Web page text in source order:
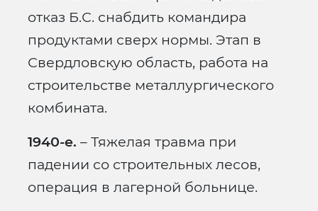
отказ Б.С. снабдить командира
продуктами сверх нормы. Этап в
Свердловскую область, работа на
строительстве металлургического
комбината.
1940-е. – Тяжелая травма при
падении со строительных лесов,
операция в лагерной больнице.